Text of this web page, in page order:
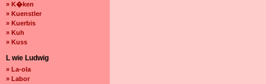
» K�ken
» Kuenstler
» Kuerbis
» Kuh
» Kuss
L wie Ludwig
» La-ola
» Labor